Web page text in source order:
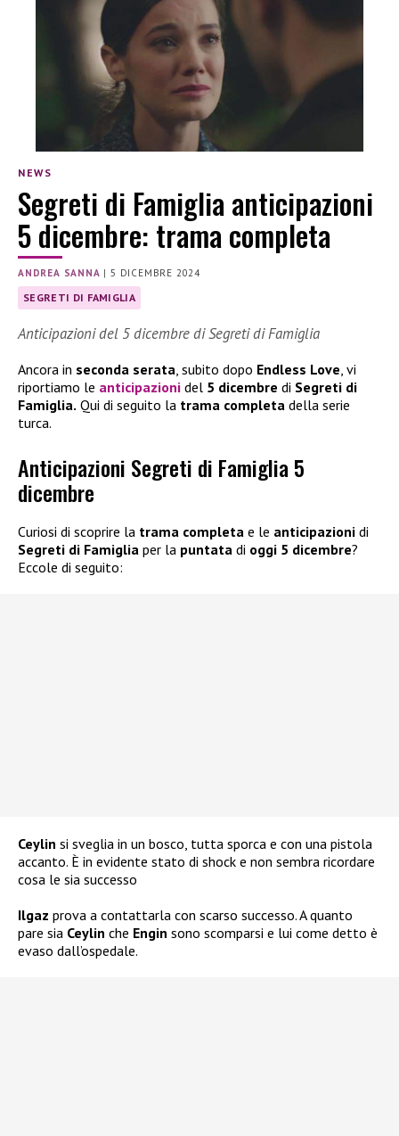
NEWS
Segreti di Famiglia anticipazioni
5 dicembre: trama completa
ANDREA SANNA |5 DICEMBRE 2024
SEGRETI DI FAMIGLIA
Anticipazioni del 5 dicembre di Segreti di Famiglia
Ancora in seconda serata, subito dopo Endless Love, vi
riportiamo le anticipazioni del 5 dicembre di Segreti di
Famiglia. Qui di seguito la trama completa della serie
turca.
Anticipazioni Segreti di Famiglia 5
dicembre
Curiosi di scoprire la trama completa e le anticipazioni di
Segreti di Famiglia per la puntata di oggi 5 dicembre?
Eccole di seguito:
Ceylin si sveglia in un bosco, tutta sporca e con una pistola
accanto. È in evidente stato di shock e non sembra ricordare
cosa le sia successo
Ilgaz prova a contattarla con scarso successo. A quanto
pare sia Ceylin che Engin sono scomparsi e lui come detto è
evaso dall’ospedale.